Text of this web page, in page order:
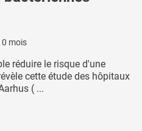
mois
réduire le risque d'une
cette étude des hôpitaux
( ...